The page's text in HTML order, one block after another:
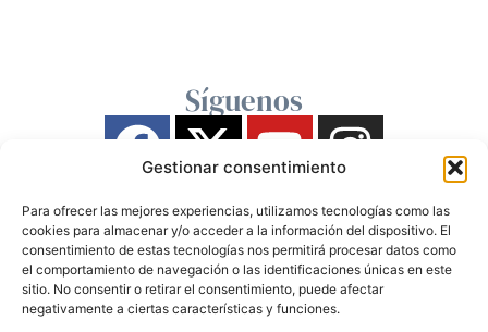
Gestionar consentimiento
Para ofrecer las mejores experiencias, utilizamos tecnologías como las
cookies para almacenar y/o acceder a la información del dispositivo. El
consentimiento de estas tecnologías nos permitirá procesar datos como
el comportamiento de navegación o las identificaciones únicas en este
sitio. No consentir o retirar el consentimiento, puede afectar
negativamente a ciertas características y funciones.
Síguenos